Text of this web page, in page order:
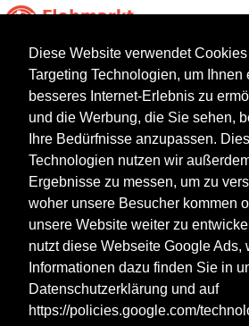
Diese Website verwendet Cookies
Targeting Technologien, um Ihnen
besseres Internet-Erlebnis zu
und die Werbung, die Sie sehen,
Ihre Bedürfnisse anzupassen.
Technologien nutzen wir
Ergebnisse zu messen, um zu
woher unsere Besucher kommen
unsere Website weiter zu
nutzt diese Webseite Google Ads,
Informationen dazu finden Sie in
Datenschutzerklärung und auf
https://policies.google.com/
Flohmarkt in